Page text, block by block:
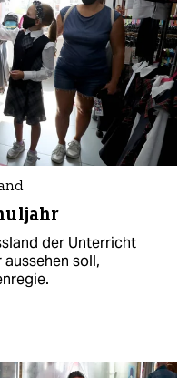
der Unterricht
soll,